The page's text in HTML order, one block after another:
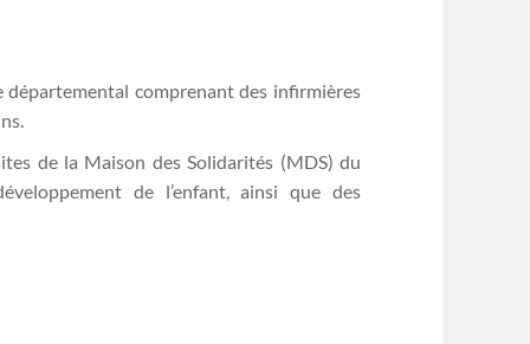
comprenant des infirmières
de la Maison des Solidarités (MDS) du
de l’enfant, ainsi que des